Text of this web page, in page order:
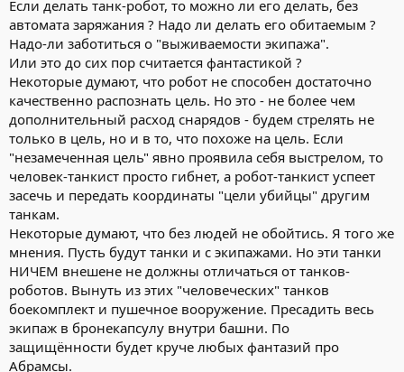
Если делать танк-робот, то можно ли его делать, без
автомата заряжания ? Надо ли делать его обитаемым ?
Надо-ли заботиться о "выживаемости экипажа".
Или это до сих пор считается фантастикой ?
Некоторые думают, что робот не способен достаточно
качественно распознать цель. Но это - не более чем
дополнительный расход снарядов - будем стрелять не
только в цель, но и в то, что похоже на цель. Если
"незамеченная цель" явно проявила себя выстрелом, то
человек-танкист просто гибнет, а робот-танкист успеет
засечь и передать координаты "цели убийцы" другим
танкам.
Некоторые думают, что без людей не обойтись. Я того же
мнения. Пусть будут танки и с экипажами. Но эти танки
НИЧЕМ внешене не должны отличаться от танков-
роботов. Вынуть из этих "человеческих" танков
боекомплект и пушечное вооружение. Пресадить весь
экипаж в бронекапсулу внутри башни. По
защищённости будет круче любых фантазий про
Абрамсы.